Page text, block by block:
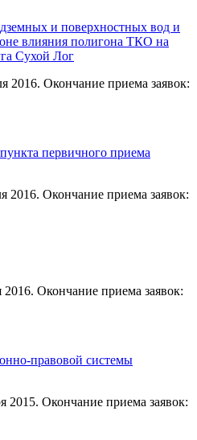
и поверхностных вод и
влияния полигона ТКО на
Сухой Лог
2016. Окончание приема заявок:
первичного приема
2016. Окончание приема заявок:
2016. Окончание приема заявок:
правовой системы
2015. Окончание приема заявок: